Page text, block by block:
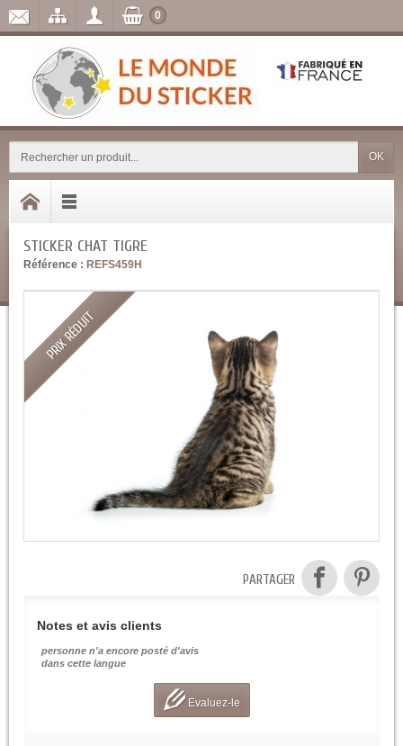
OK
0
STICKER CHAT TIGRE
Référence : REFS459H
PRIX RÉDUIT
PARTAGER
Notes et avis clients
personne n'a encore posté d'avis
dans cette langue
Evaluez-le